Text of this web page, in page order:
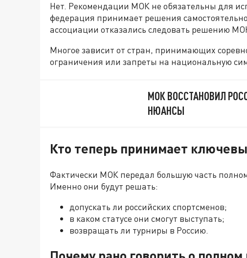
Нет. Рекомендации МОК не обязательны для
федерация принимает решения
ассоциации отказались следовать решению
Многое зависит от стран, принимающих
ограничения или запреты на национальную
МОК ВОССТАНОВИЛ
НЮАНСЫ
Кто теперь принимает
Фактически МОК передал большую часть
Именно они будут решать:
допускать ли российских спортсменов;
в каком статусе они смогут выступать;
возвращать ли турниры в Россию.